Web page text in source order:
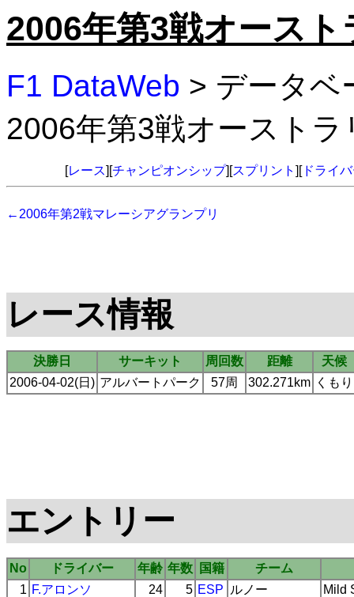
2006年第3戦オース
F1 DataWeb > データ
2006年第3戦オースト
[レース][チャンピオンシップ][スプリント ][ドライ
←2006年第2戦マレーシアグランプリ
レース情報
決勝日 サーキット 周回数 距離
天候
2006-04-02(日) アルバートパーク 57周 302.271km くもり
エントリー
No ドライバー 年齢 年数 国籍
チーム
1 F.アロンソ 24 5 ESP ルノー
Mild